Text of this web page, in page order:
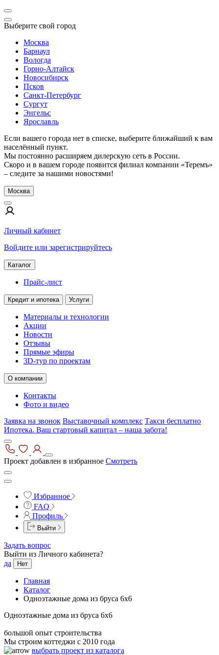
Выберите свой город
Москва
Барнаул
Вологда
Горно-Алтайск
Новосибирск
Псков
Санкт-Петербург
Сургут
Энгельс
Ярославль
Если вашего города нет в списке, выберите ближайший к вам
населённый пункт.
Мы постоянно расширяем дилерскую сеть в России.
Скоро и в вашем городе появится филиал компании «Теремъ»
– следите за нашими новостями!
Москва
Личный кабинет
Войдите или зарегистрируйтесь
Каталог
Прайс-лист
Кредит и ипотека Услуги
Материалы и технологии
Акции
Новости
Отзывы
Прямые эфиры
3D-тур по проектам
О компании
Контакты
Фото и видео
Заявка на звонок Выставочный комплекс Такси бесплатно
Ипотека. Ваш стартовый капитал – наша забота!
Проект добавлен в избранное Смотреть
Избранное
FAQ
Профиль
Выйти
Задать вопрос
Выйти из Личного кабинета?
да
Нет
Главная
Каталог
Одноэтажные дома из бруса 6x6
Одноэтажные дома из бруса 6x6
большой опыт строительства
Мы строим коттеджи с 2010 года
выбрать проект из каталога